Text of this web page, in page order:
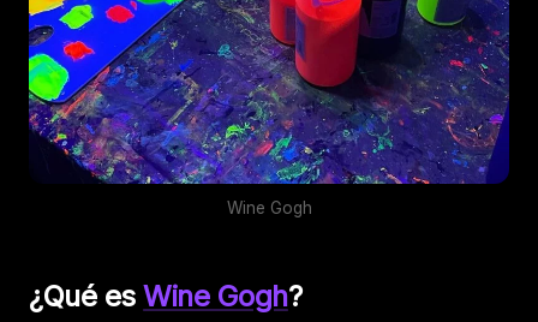
Wine Gogh
¿Qué esWine Gogh?